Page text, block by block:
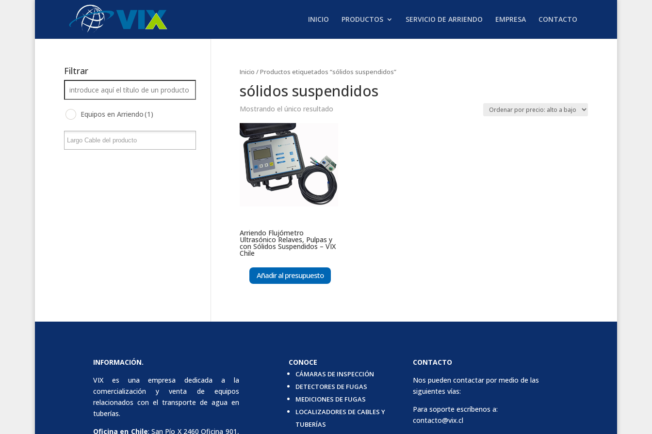
INICIO PRODUCTOS SERVICIO DE ARRIENDO EMPRESA CONTACTO
Inicio / Productos etiquetados “sólidos suspendidos”
sólidos suspendidos
Mostrando el único resultado
Arriendo Flujómetro
Ultrasónico Relaves, Pulpas y
con Sólidos Suspendidos – VIX
Chile
Añadir al presupuesto
Filtrar
Equipos en Arriendo(1)
INFORMACIÓN.
VIX es una empresa dedicada a la
comercialización y venta de equipos
relacionados con el transporte de agua en
tuberías.
Oficina en Chile: San Pío X 2460 Oficina 901,
CONOCE
CÁMARAS DE INSPECCIÓN
DETECTORES DE FUGAS
MEDICIONES DE FUGAS
LOCALIZADORES DE CABLES Y
TUBERÍAS
CONTACTO
Nos pueden contactar por medio de las
siguientes vías:
Para soporte escríbenos a:
contacto@vix.cl